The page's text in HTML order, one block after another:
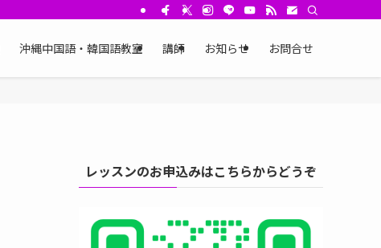
沖縄中国語・韓国語教室 講師 お知らせ お問合せ
レッスンのお申込みはこちらからどうぞ